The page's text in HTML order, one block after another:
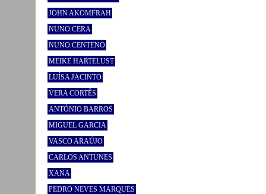
JOHN AKOMFRAH
NUNO CERA
NUNO CENTENO
MEIKE HARTELUST
LUÍSA JACINTO
VERA CORTÊS
ANTÓNIO BARROS
MIGUEL GARCIA
VASCO ARAÚJO
CARLOS ANTUNES
XANA
PEDRO NEVES MARQUES